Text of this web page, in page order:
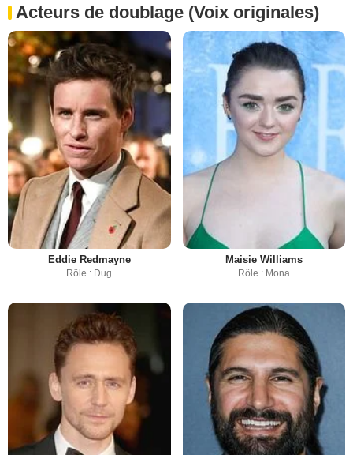
Acteurs de doublage (Voix originales)
Eddie Redmayne
Rôle : Dug
Maisie Williams
Rôle : Mona